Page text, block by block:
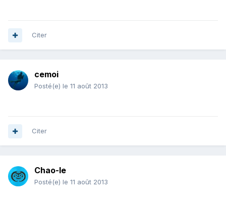
Citer
cemoi
Posté(e) le 11 août 2013
Citer
Chao-le
Posté(e) le 11 août 2013